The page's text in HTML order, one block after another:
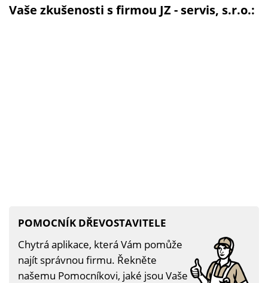
Vaše zkušenosti s firmou JZ - servis, s.r.o.:
POMOCNÍK DŘEVOSTAVITELE
Chytrá aplikace, která Vám pomůže
najít správnou firmu. Řekněte
našemu Pomocníkovi, jaké jsou Vaše